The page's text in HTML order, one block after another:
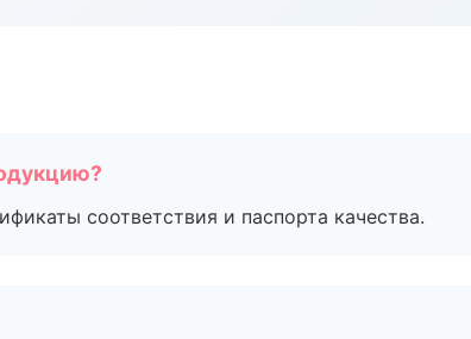
соответствия и паспорта качества.